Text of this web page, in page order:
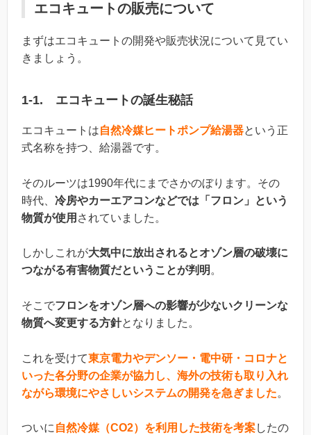
エコキュートの販売について
まずはエコキュートの開発や販売状況について見てい
きましょう。
1-1. エコキュートの誕生秘話
エコキュートは自然冷媒ヒートポンプ給湯器という正
式名称を持つ、給湯器です。
そのルーツは1990年代にまでさかのぼります。その
時代、 冷房やカーエアコンなどでは「フロン」という
物質が使用 されていました。
しかしこれが大気中に放出されるとオゾン層の破壊に
つながる有害物質だということが判明 。
そこでフロンをオゾン層への影響が少ないクリーンな
物質へ変更する方針となりました。
これを受けて東京電力やデンソー・電中研・コロナと
いった各分野の企業が協力し、海外の技術も取り入れ
ながら環境にやさしいシステムの開発を急ぎました。
ついに 自然冷媒（CO2）を利用した技術を考案したの